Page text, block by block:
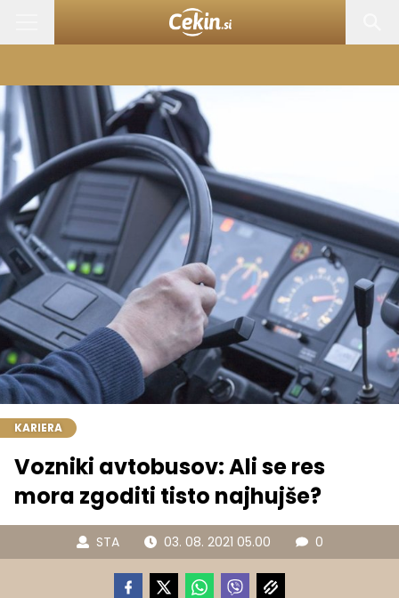
KARIERA
Vozniki avtobusov: Ali se res
mora zgoditi tisto najhujše?
STA 03. 08. 2021 05.00 0